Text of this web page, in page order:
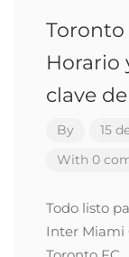
Toronto
Horario
clave
By
15
With 0
Todo listo
Inter Miami